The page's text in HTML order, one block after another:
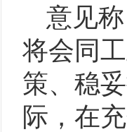
意见
将会同
策、稳
际，在